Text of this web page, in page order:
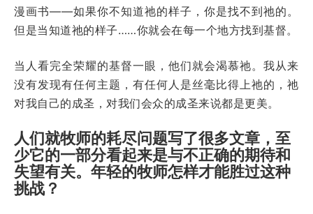
漫画书——如果你不知道祂的样子，你是找不到祂的。
但是当知道祂的样子……你就会在每一个地方找到基督。
当人看完全荣耀的基督一眼，他们就会渴慕祂。我从来
没有发现有任何主题，有任何人是丝毫比得上祂的，祂
对我自己的成圣，对我们会众的成圣来说都是更美。
人们就牧师的耗尽问题写了很多文章，至
少它的一部分看起来是与不正确的期待和
失望有关。年轻的牧师怎样才能胜过这种
挑战？